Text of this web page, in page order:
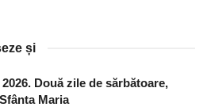
și
Două zile de sărbătoare,
Maria